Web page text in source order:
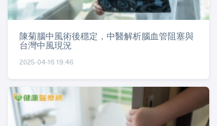
陳菊腦中風術後穩定，中醫解析腦血管阻塞與
台灣中風現況
2025-04-16 19:46